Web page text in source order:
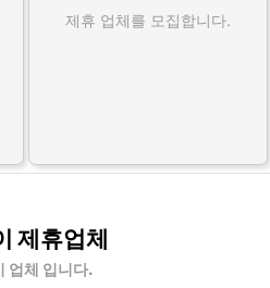
제휴 업체를 모집합니다.
제휴업체
업체 입니다.